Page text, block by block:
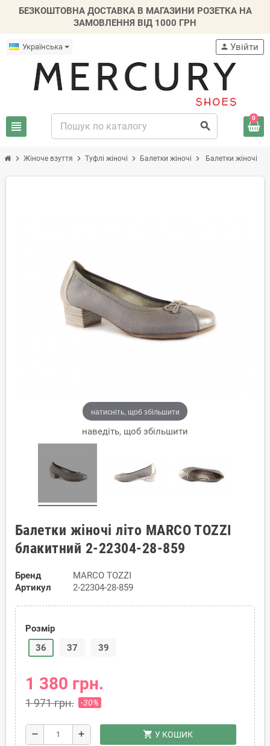
БЕЗКОШТОВНА ДОСТАВКА В МАГАЗИНИ РОЗЕТКА НА
ЗАМОВЛЕННЯ ВІД 1000 ГРН
Українська
view_headline search
person Увійти
0
chevron_right Жіноче взуття chevron_right Туфлі жіночі chevron_right Балетки жіночі chevron_right Балетки жіночі
натисніть, щоб збільшити
наведіть, щоб збільшити
Балетки жіночі літо MARCO TOZZI
блакитний 2-22304-28-859
Бренд
MARCO TOZZI
Артикул
2-22304-28-859
Розмір
36
37 39
1 380 грн.
1 971 грн. -30%
remove add shopping_cart У КОШИК